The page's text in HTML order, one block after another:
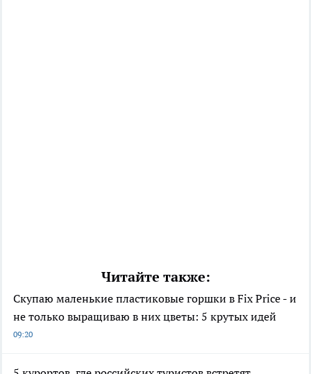
Читайте также:
Скупаю маленькие пластиковые горшки в Fix Price - и
не только выращиваю в них цветы: 5 крутых идей
09:20